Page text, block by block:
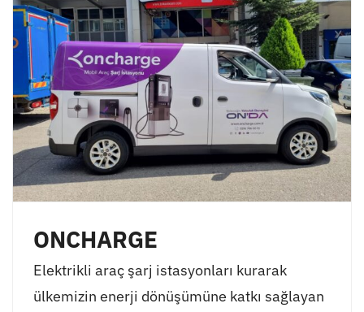
ONCHARGE
Elektrikli araç şarj istasyonları kurarak
ülkemizin enerji dönüşümüne katkı sağlayan